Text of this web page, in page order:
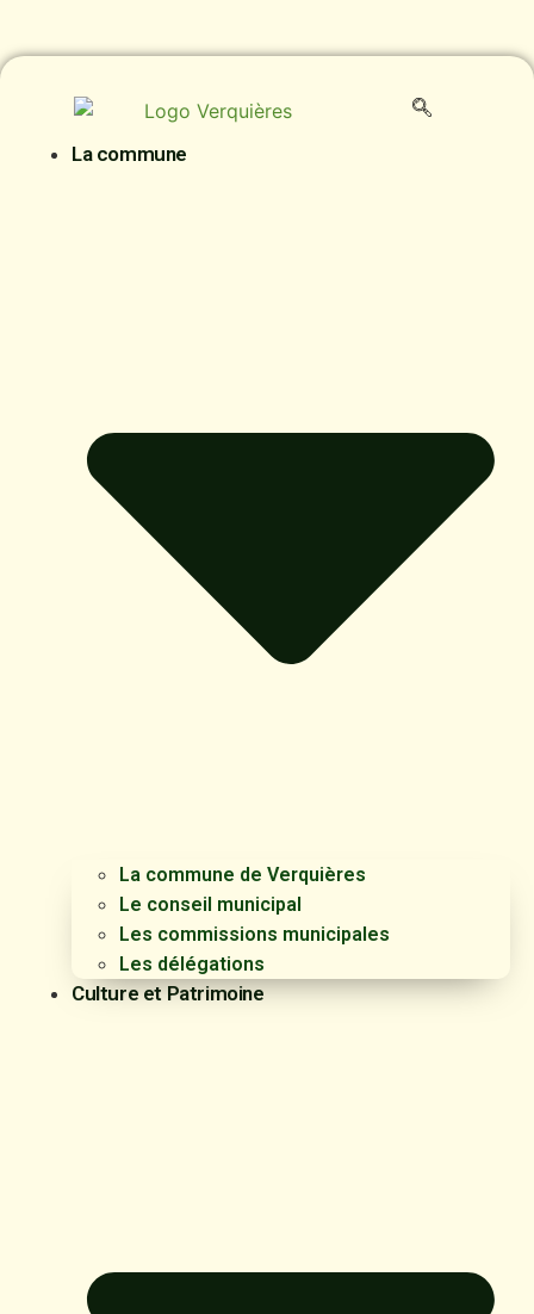
La commune
La commune de Verquières
Le conseil municipal
Les commissions municipales
Les délégations
Culture et Patrimoine